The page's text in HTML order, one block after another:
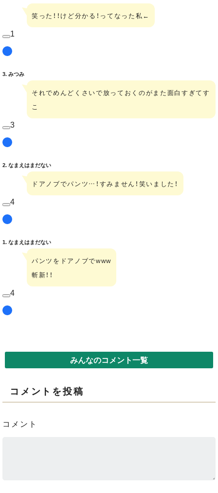
笑った！！けど分かる！ってなった私←
1
3. みつみ
それでめんどくさいで放っておくのがまた面白すぎてす
こ
3
2. なまえはまだない
ドアノブでパンツ…！すみません！笑いました！
4
1. なまえはまだない
パンツをドアノブでwww
斬新！！
4
みんなのコメント一覧
コメントを投稿
コメント